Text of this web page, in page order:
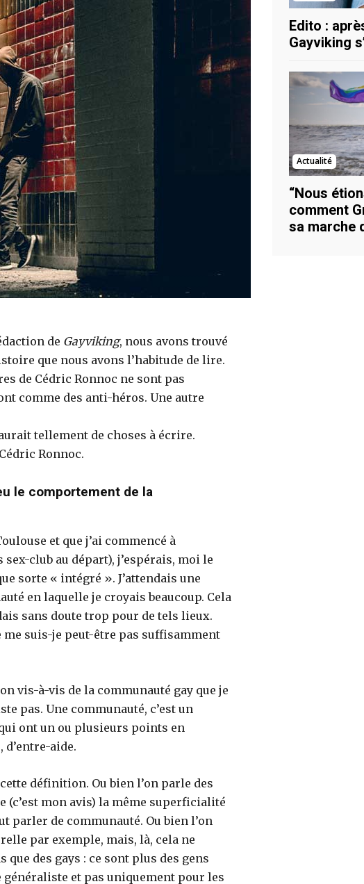
de Gayviking, nous avons trouvé
que nous avons l’habitude de lire.
de Cédric Ronnoc ne sont pas
comme des anti-héros. Une autre
tellement de choses à écrire.
Ronnoc.
le comportement de la
et que j’ai commencé à
club au départ), j’espérais, moi le
sorte « intégré ». J’attendais une
en laquelle je croyais beaucoup. Cela
sans doute trop pour de tels lieux.
me suis-je peut-être pas suffisamment
vis-à-vis de la communauté gay que je
pas. Une communauté, c’est un
ont un ou plusieurs points en
aide.
définition. Ou bien l’on parle des
(c’est mon avis) la même superficialité
parler de communauté. Ou bien l’on
par exemple, mais, là, cela ne
que des gays : ce sont plus des gens
et pas uniquement pour les
Edito :
Gayviking
Actualité
“Nous
comment
sa marche